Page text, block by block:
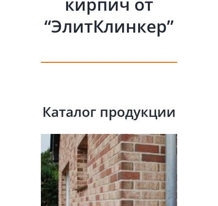
“ЭлитКлинкер”
Каталог продукции